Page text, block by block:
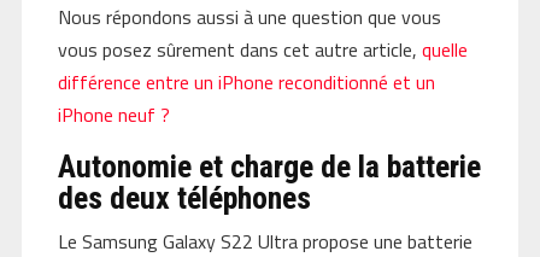
Nous répondons aussi à une question que vous
vous posez sûrement dans cet autre article, quelle
différence entre un iPhone reconditionné et un
iPhone neuf ?
Autonomie et charge de la batterie
des deux téléphones
Le Samsung Galaxy S22 Ultra propose une batterie